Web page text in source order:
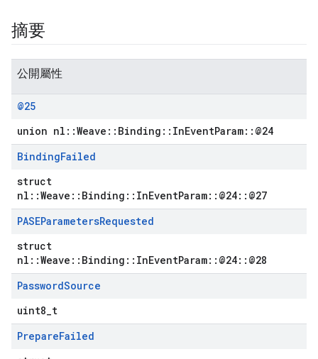
摘要
公開屬性
@25
union nl::Weave::Binding::InEventParam::@24
BindingFailed
struct
nl::Weave::Binding::InEventParam::@24::@27
PASEParametersRequested
struct
nl::Weave::Binding::InEventParam::@24::@28
PasswordSource
uint8_t
PrepareFailed